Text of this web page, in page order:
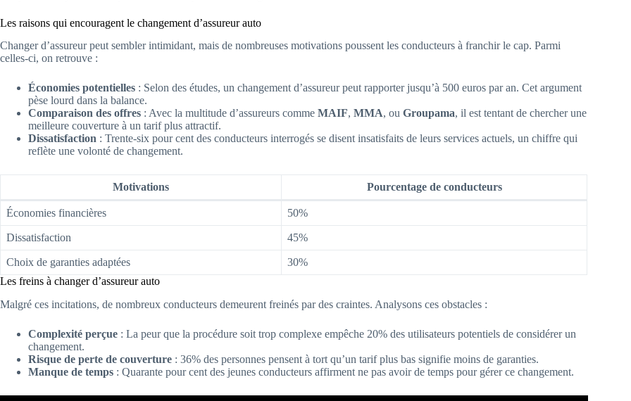
Les raisons qui encouragent le changement d’assureur auto
Changer d’assureur peut sembler intimidant, mais de nombreuses motivations poussent les conducteurs à franchir le cap. Parmi
celles-ci, on retrouve :
Économies potentielles : Selon des études, un changement d’assureur peut rapporter jusqu’à 500 euros par an. Cet argument
pèse lourd dans la balance.
Comparaison des offres : Avec la multitude d’assureurs comme MAIF, MMA, ou Groupama, il est tentant de chercher une
meilleure couverture à un tarif plus attractif.
Dissatisfaction : Trente-six pour cent des conducteurs interrogés se disent insatisfaits de leurs services actuels, un chiffre qui
reflète une volonté de changement.
Motivations Pourcentage de conducteurs
Économies financières 50%
Dissatisfaction 45%
Choix de garanties adaptées
30%
Les freins à changer d’assureur auto
Malgré ces incitations, de nombreux conducteurs demeurent freinés par des craintes. Analysons ces obstacles :
Complexité perçue : La peur que la procédure soit trop complexe empêche 20% des utilisateurs potentiels de considérer un
changement.
Risque de perte de couverture : 36% des personnes pensent à tort qu’un tarif plus bas signifie moins de garanties.
Manque de temps : Quarante pour cent des jeunes conducteurs affirment ne pas avoir de temps pour gérer ce changement.